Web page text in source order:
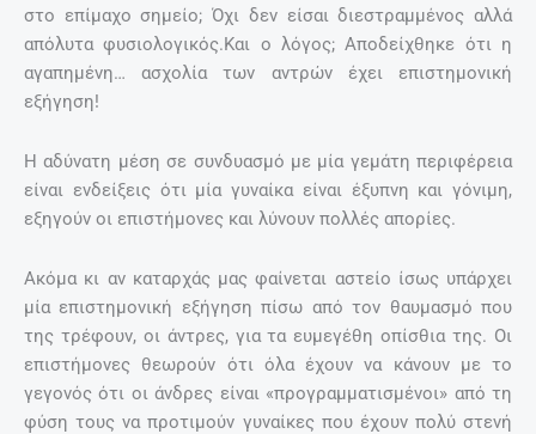
στο επίμαχο σημείο; Όχι δεν είσαι διεστραμμένος αλλά
απόλυτα φυσιολογικός.Και ο λόγος; Αποδείχθηκε ότι η
αγαπημένη… ασχολία των αντρών έχει επιστημονική
εξήγηση!
Η αδύνατη μέση σε συνδυασμό με μία γεμάτη περιφέρεια
είναι ενδείξεις ότι μία γυναίκα είναι έξυπνη και γόνιμη,
εξηγούν οι επιστήμονες και λύνουν πολλές απορίες.
Ακόμα κι αν καταρχάς μας φαίνεται αστείο ίσως υπάρχει
μία επιστημονική εξήγηση πίσω από τον θαυμασμό που
της τρέφουν, οι άντρες, για τα ευμεγέθη οπίσθια της. Οι
επιστήμονες θεωρούν ότι όλα έχουν να κάνουν με το
γεγονός ότι οι άνδρες είναι «προγραμματισμένοι» από τη
φύση τους να προτιμούν γυναίκες που έχουν πολύ στενή